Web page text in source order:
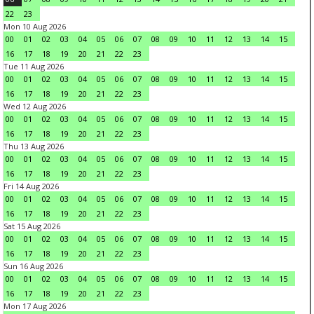
22
23
Mon 10 Aug 2026
00
01 02 03 04 05 06 07 08 09 10 11 12 13 14
15
16
17 18 19 20 21 22
23
Tue 11 Aug 2026
00
01 02 03 04 05 06 07 08 09 10 11 12 13 14
15
16
17 18 19 20 21 22
23
Wed 12 Aug 2026
00
01 02 03 04 05 06 07 08 09 10 11 12 13 14
15
16
17 18 19 20 21 22
23
Thu 13 Aug 2026
00
01 02 03 04 05 06 07 08 09 10 11 12 13 14
15
16
17 18 19 20 21 22
23
Fri 14 Aug 2026
00
01 02 03 04 05 06 07 08 09 10 11 12 13 14
15
16
17 18 19 20 21 22
23
Sat 15 Aug 2026
00
01 02 03 04 05 06 07 08 09 10 11 12 13 14
15
16
17 18 19 20 21 22
23
Sun 16 Aug 2026
00
01 02 03 04 05 06 07 08 09 10 11 12 13 14
15
16
17 18 19 20 21 22
23
Mon 17 Aug 2026